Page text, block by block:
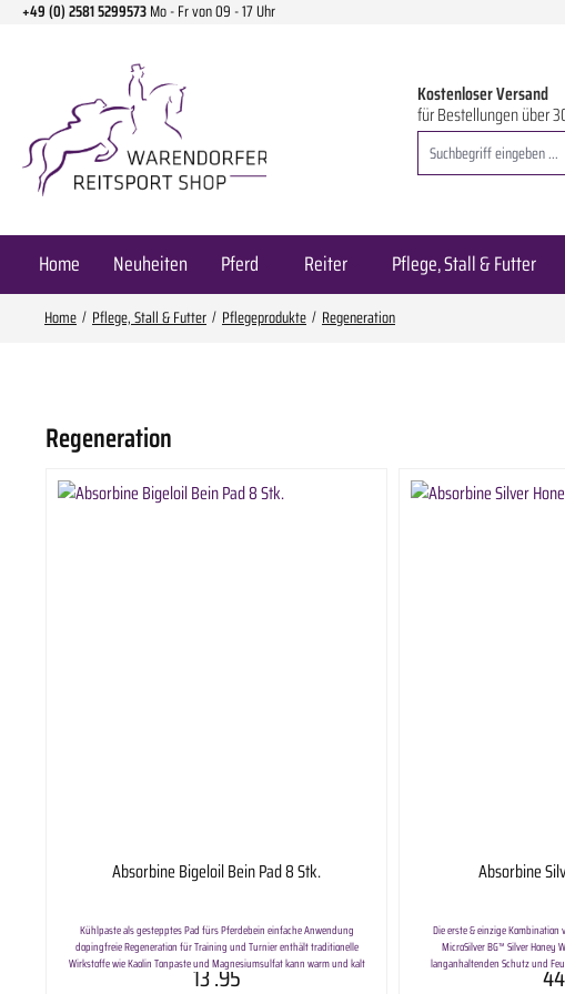
Hauptinhalt springen
Zur Suche springen
Zur Hauptnavigation springen
+49 (0) 2581 5299573Mo - Fr von 09 - 17 Uhr
Kostenloser Versand
für Bestellungen über
Home Neuheiten Pferd Reiter Pflege, Stall & Futter
Home Pflege, Stall & Futter Pflegeprodukte Regeneration
Regeneration
Absorbine Bigeloil Bein Pad 8 Stk.
Kühlpaste als gestepptes Pad fürs Pferdebein einfache Anwendung
dopingfreie Regeneration für Training und Turnier enthält traditionelle
Wirkstoffe wie Kaolin Tonpaste und Magnesiumsulfat kann warm und kalt
angewendet werden erhältlich als Bandagenunterlagen für Sehnen und
13.95
Absorbine
Die erste & einzige
MicroSilver BG™ Silver Honey
langanhaltenden Schutz und
Bakterien und zart zur Haut sind. Sie
44